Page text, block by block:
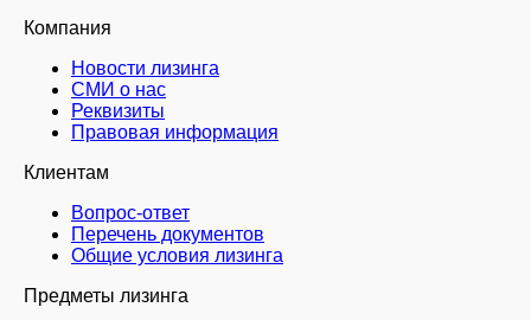
Компания
Новости лизинга
СМИ о нас
Реквизиты
Правовая информация
Клиентам
Вопрос-ответ
Перечень документов
Общие условия лизинга
Предметы лизинга